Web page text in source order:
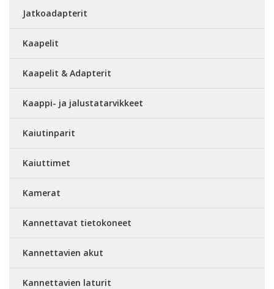
Jatkoadapterit
Kaapelit
Kaapelit & Adapterit
Kaappi- ja jalustatarvikkeet
Kaiutinparit
Kaiuttimet
Kamerat
Kannettavat tietokoneet
Kannettavien akut
Kannettavien laturit